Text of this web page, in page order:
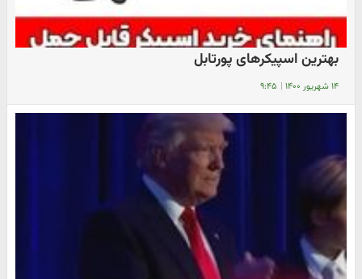
بهترین اسپیکر‌های پورتابل
۱۴ شهریور ۱۴۰۰ | ۹:۴۵